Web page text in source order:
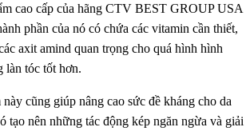
cao cấp của hãng CTV BEST GROUP USA
phần của nó có chứa các vitamin cần thiết,
axit amind quan trọng cho quá hình hình
làn tóc tốt hơn.
cũng giúp nâng cao sức đề kháng cho da
tạo nên những tác động kép ngăn ngừa và giải